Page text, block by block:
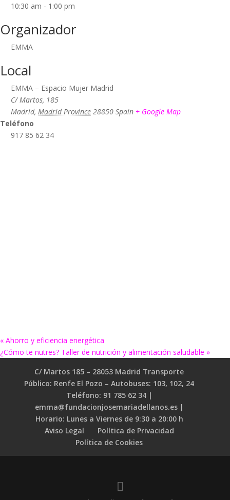
10:30 am - 1:00 pm
Organizador
EMMA
Local
EMMA – Espacio Mujer Madrid
C/ Martos, 185
Madrid, Madrid Province 28850 Spain + Google Map
Teléfono
917 85 62 34
« Ahorro y eficiencia energética
¿Cómo te nutres? Taller de nutrición y alimentación saludable »
C/ Martos 185 – 28053 Madrid Transporte
Público: Renfe El Pozo – Autobuses: 103, 102, 24
Teléfono: 91 785 62 34 |
emma@fundacionjosemariadellanos.es |
Horario: Lunes a Viernes de 9:30 a 20:00 h
Aviso Legal
Política de Privacidad
Política de Cookies